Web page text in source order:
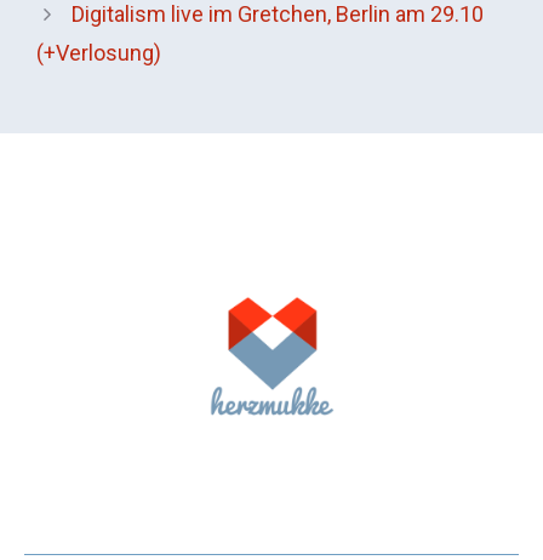
Digitalism live im Gretchen, Berlin am 29.10
(+Verlosung)